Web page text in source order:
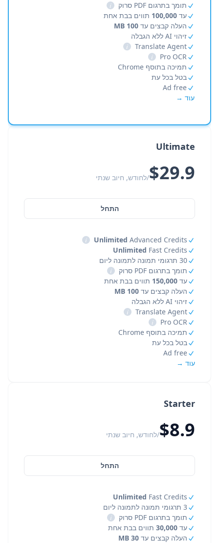
Starter
$8.9/לחודש, חיוב שנתי
התחל
Unlimited Fast Credits
3 תרגומי תמונה לתמונה ליום
תומך בתרגום PDF סרוק
i
עד 30,000 תווים בבת אחת
העלה קבצים עד 30 MB
תומך בתרגום PDF סרוק
i
עד 100,000 תווים בבת אחת
העלה קבצים עד 100 MB
זיהוי AI ללא הגבלה
Translate Agent
i
Pro OCR
i
תמיכה בתוסף Chrome
בטל בכל עת
Ad free
עוד →
Ultimate
$29.9/לחודש, חיוב שנתי
התחל
Unlimited Advanced Credits
i
Unlimited Fast Credits
30 תרגומי תמונה לתמונה ליום
תומך בתרגום PDF סרוק
i
עד 150,000 תווים בבת אחת
העלה קבצים עד 100 MB
זיהוי AI ללא הגבלה
Translate Agent
i
Pro OCR
i
תמיכה בתוסף Chrome
בטל בכל עת
Ad free
עוד →